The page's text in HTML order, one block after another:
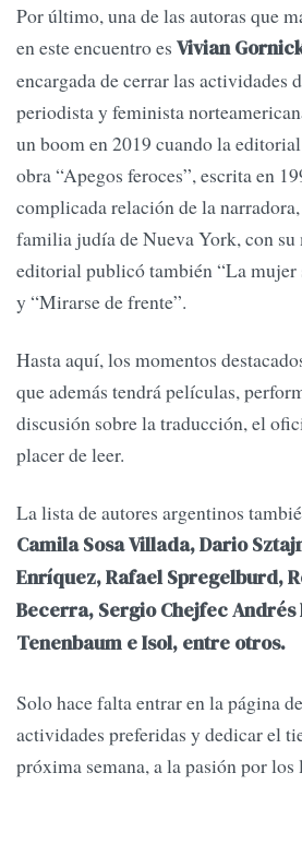
Por último, una de las autoras que
en este encuentro es Vivian
encargada de cerrar las actividades
periodista y feminista
un boom en 2019 cuando la
obra “Apegos feroces”, escrita en
complicada relación de la
familia judía de Nueva York, con su
editorial publicó también “La mujer
y “Mirarse de frente”.
Hasta aquí, los momentos
que además tendrá películas,
discusión sobre la traducción, el
placer de leer.
La lista de autores argentinos
Camila Sosa Villada, Dario
Enríquez, Rafael Spregelburd,
Becerra, Sergio Chejfec
Tenenbaum e Isol, entre otros.
Solo hace falta entrar en la página
actividades preferidas y dedicar el
próxima semana, a la pasión por